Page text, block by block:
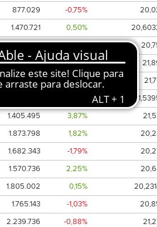
877.029 -0,75%
1.470.721 0,50%
2.298.905 -8,23%
1.257.293 0,88%
937.445 -0,50%
1.405.495 3,87%
1.873.798 1,82%
1.682.343 -1,79%
1.570.736 2,25%
1.805.002 0,15%
1.765.143 -1,03%
2.239.736 -0,88%